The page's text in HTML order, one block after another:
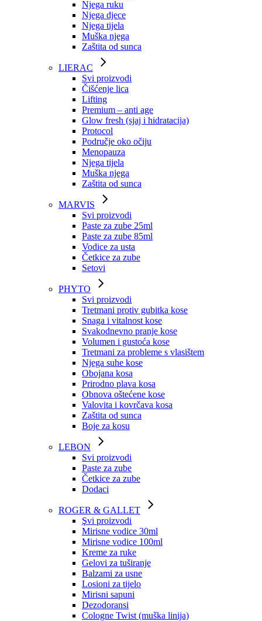
Njega ruku
Njega djece
Njega tijela
Muška njega
Zaštita od sunca
LIERAC
Svi proizvodi
Čišćenje lica
Lifting
Premium – anti age
Glow fresh (sjaj i hidratacija)
Protocol
Područje oko očiju
Menopauza
Njega tijela
Muška njega
Zaštita od sunca
MARVIS
Svi proizvodi
Paste za zube 25ml
Paste za zube 85ml
Vodice za usta
Četkice za zube
Setovi
PHYTO
Svi proizvodi
Tretmani protiv gubitka kose
Snaga i vitalnost kose
Svakodnevno pranje kose
Volumen i gustoća kose
Tretmani za probleme s vlasištem
Njega suhe kose
Obojana kosa
Prirodno plava kosa
Obnova oštećene kose
Valovita i kovrčava kosa
Zaštita od sunca
Boje za kosu
LEBON
Svi proizvodi
Paste za zube
Četkice za zube
Dodaci
ROGER & GALLET
Şvi proizvodi
Mirisne vodice 30ml
Mirisne vodice 100ml
Kreme za ruke
Gelovi za tuširanje
Balzami za usne
Losioni za tijelo
Mirisni sapuni
Dezodoransi
Cologne Twist (muška linija)